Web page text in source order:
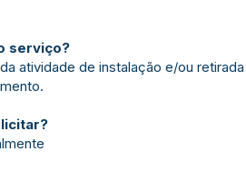
serviço?
atividade de instalação e/ou